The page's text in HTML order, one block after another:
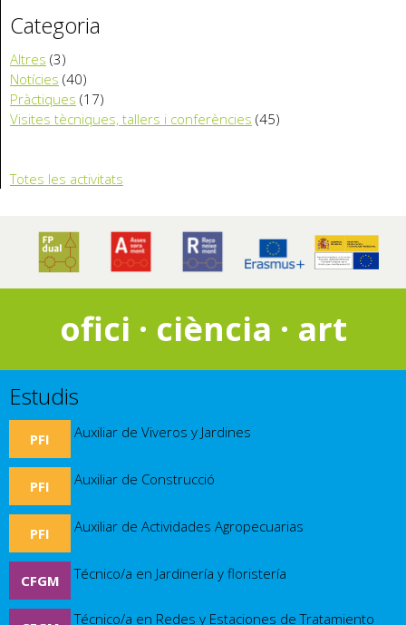
Categoria
Altres (3)
Notícies (40)
Pràctiques (17)
Visites tècniques, tallers i conferències (45)
Totes les activitats
ofici · ciència · art
Estudis
PFI Auxiliar de Viveros y Jardines
PFI Auxiliar de Construcció
PFI Auxiliar de Actividades Agropecuarias
CFGM Técnico/a en Jardinería y floristería
Técnico/a en Redes y Estaciones de Tratamiento